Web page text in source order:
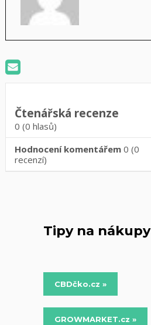
Čtenářská recenze
0 (0 hlasů)
Hodnocení komentářem 0 (0
recenzí)
Tipy na nákupy
CBDčko.cz »
GROWMARKET.cz »